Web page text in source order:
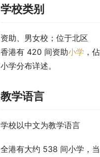
学校类别
资助、男女校；位于北区
香港有 420 间资助小学 ，
小学分布详述。
教学语言
学校以中文为教学语言
全港有大约 538 间小学，